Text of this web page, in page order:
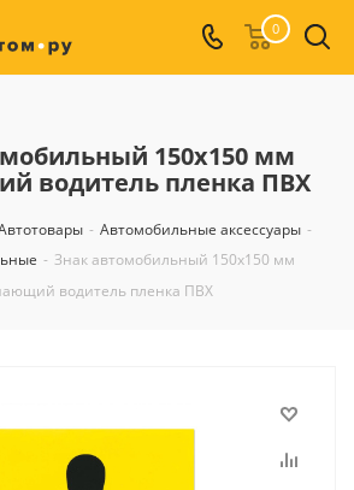
0
150х150 мм
водитель пленка ПВХ
- Автомобильные аксессуары -
- Знак автомобильный 150х150 мм
водитель пленка ПВХ